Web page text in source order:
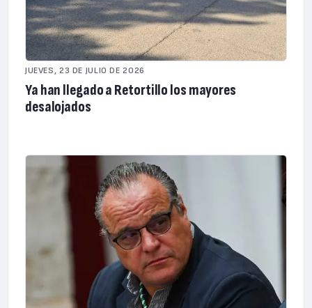
JUEVES, 23 DE JULIO DE 2026
Ya han llegado a Retortillo los mayores
desalojados